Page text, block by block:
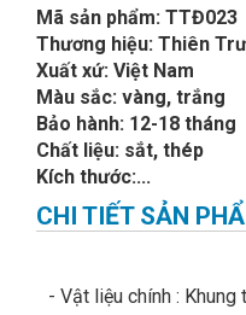
Mã sản phẩm: TTĐ023
Thương hiệu: Thiên
Xuất xứ: Việt Nam
Màu sắc: vàng, trắng
Bảo hành: 12-18 tháng
Chất liệu: sắt, thép
Kích thước:...
CHI TIẾT SẢN
- Vật liệu chính :